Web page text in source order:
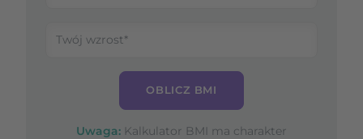
OBLICZ BMI
Uwaga: Kalkulator BMI ma charakter